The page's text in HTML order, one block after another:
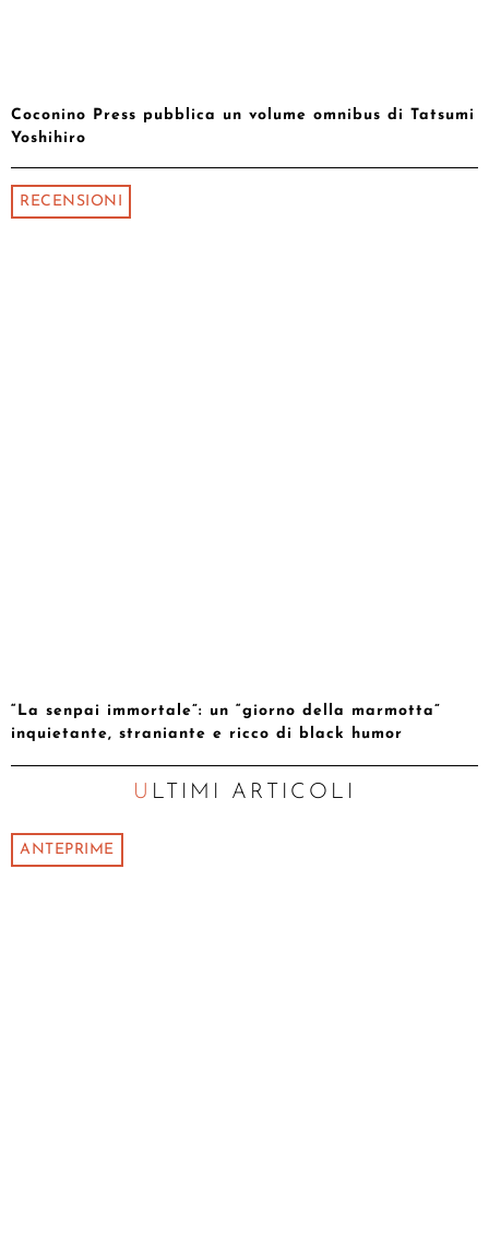
Coconino Press pubblica un volume omnibus di Tatsumi
Yoshihiro
RECENSIONI
“La senpai immortale”: un “giorno della marmotta”
inquietante, straniante e ricco di black humor
ULTIMI ARTICOLI
ANTEPRIME